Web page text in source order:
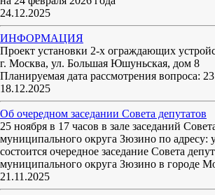
24.12.2025
ИНФОРМАЦИЯ
Проект установки 2-х ограждающих
г. Москва, ул. Большая Юшуньская, дом 8
Планируемая дата рассмотрения вопроса:
18.12.2025
Об очередном заседании Совета депутатов
25 ноября в 17 часов в зале заседаний
муниципального округа Зюзино по адресу:
состоится очередное заседание Совета
муниципального округа Зюзино в городе
21.11.2025